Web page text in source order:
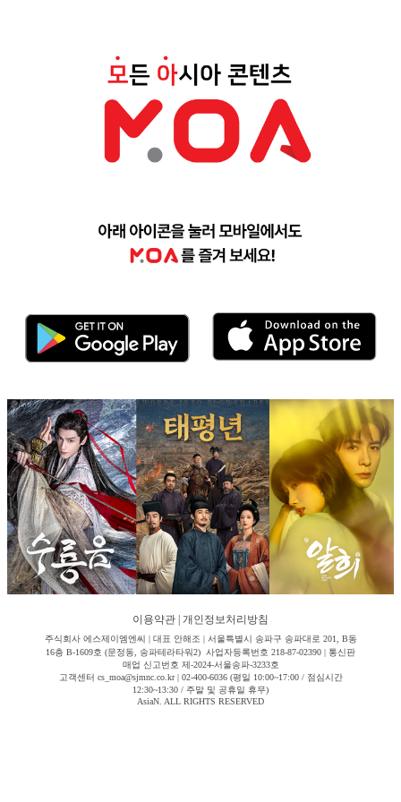
이용약관 개인정보처리방침
주식회사 에스제이엠엔씨 | 대표 안해조 | 서울특별시 송파구 송파대로 201, B동
16층 B-1609호 (문정동, 송파테라타워2) 사업자등록번호 218-87-02390 | 통신판
매업 신고번호 제-2024-서울송파-3233호
고객센터 cs_moa@sjmnc.co.kr | 02-400-6036 (평일 10:00~17:00 / 점심시간
12:30~13:30 / 주말 및 공휴일 휴무)
AsiaN. ALL RIGHTS RESERVED